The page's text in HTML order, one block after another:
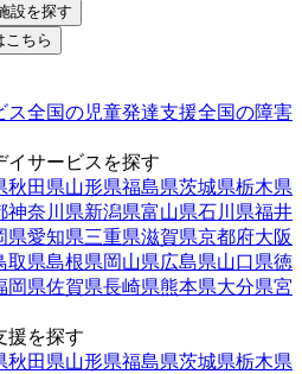
設を探す
こちら
ス全国の児童発達支援全国の障害
イサービスを探す
秋田県山形県福島県茨城県栃木県
神奈川県新潟県富山県石川県福井
県愛知県三重県滋賀県京都府大阪
取県島根県岡山県広島県山口県徳
岡県佐賀県長崎県熊本県大分県宮
援を探す
秋田県山形県福島県茨城県栃木県